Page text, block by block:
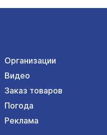
Организации
Видео
Заказ товаров
Погода
Реклама